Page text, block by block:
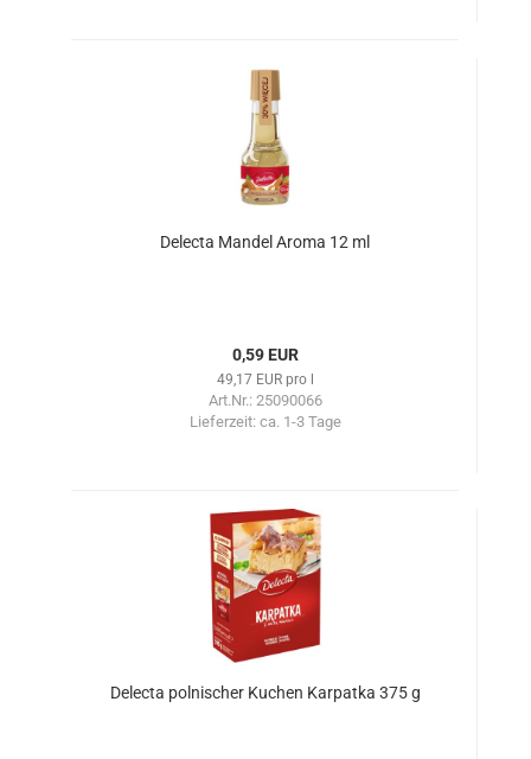
Delecta Mandel Aroma 12 ml
0,59 EUR
49,17 EUR pro l
Art.Nr.: 25090066
Lieferzeit: ca. 1-3 Tage
Delecta polnischer Kuchen Karpatka 375 g